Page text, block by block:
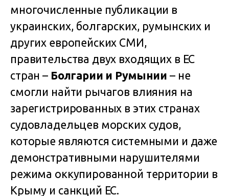
многочисленные публикации в
украинских, болгарских, румынских и
других европейских СМИ,
правительства двух входящих в ЕС
стран – Болгарии и Румынии – не
смогли найти рычагов влияния на
зарегистрированных в этих странах
судовладельцев морских судов,
которые являются системными и даже
демонстративными нарушителями
режима оккупированной территории в
Крыму и санкций ЕС.